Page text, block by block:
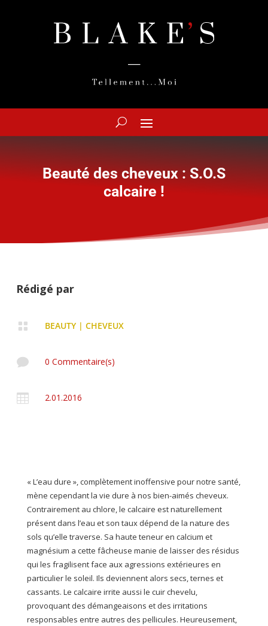
Beauté des cheveux : S.O.S
calcaire !
Rédigé par
 BEAUTY| CHEVEUX
 0 Commentaire(s)
 2.01.2016
« L’eau dure », complètement inoffensive pour notre santé,
mène cependant la vie dure à nos bien-aimés cheveux.
Contrairement au chlore, le calcaire est naturellement
présent dans l’eau et son taux dépend de la nature des
sols qu’elle traverse. Sa haute teneur en calcium et
magnésium a cette fâcheuse manie de laisser des résidus
qui les fragilisent face aux agressions extérieures en
particulier le soleil. Ils deviennent alors secs, ternes et
cassants. Le calcaire irrite aussi le cuir chevelu,
provoquant des démangeaisons et des irritations
responsables entre autres des pellicules. Heureusement,